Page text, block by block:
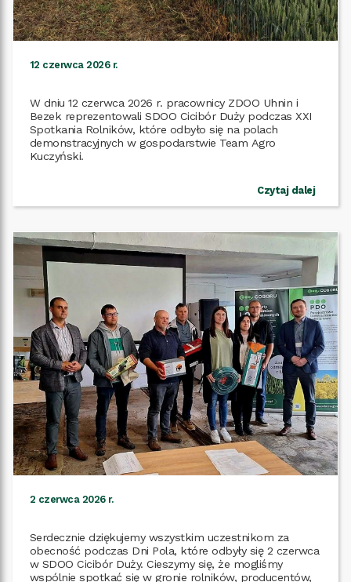
12 czerwca 2026 r.
W dniu 12 czerwca 2026 r. pracownicy ZDOO Uhnin i
Bezek reprezentowali SDOO Cicibór Duży podczas XXI
Spotkania Rolników, które odbyło się na polach
demonstracyjnych w gospodarstwie Team Agro
Czytaj dalej
2 czerwca 2026 r.
Serdecznie dziękujemy wszystkim uczestnikom za
obecność podczas Dni Pola, które odbyły się 2 czerwca
w SDOO Cicibór Duży. Cieszymy się, że mogliśmy
wspólnie spotkać się w gronie rolników, producentów,